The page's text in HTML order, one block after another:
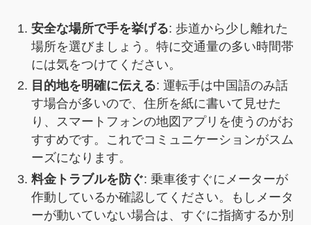
安全な場所で手を挙げる: 歩道から少し離れた
場所を選びましょう。特に交通量の多い時間帯
には気をつけてください。
目的地を明確に伝える: 運転手は中国語のみ話
す場合が多いので、住所を紙に書いて見せた
り、スマートフォンの地図アプリを使うのがお
すすめです。これでコミュニケーションがスム
ーズになります。
料金トラブルを防ぐ: 乗車後すぐにメーターが
作動しているか確認してください。もしメータ
ーが動いていない場合は、すぐに指摘するか別